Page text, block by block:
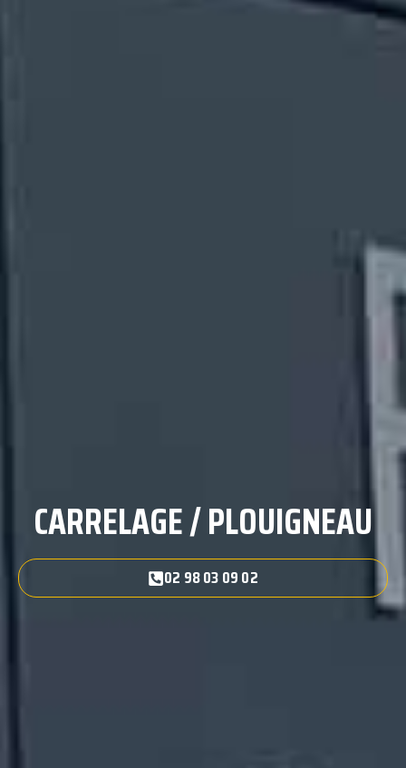
CARRELAGE / PLOUIGNEAU
02 98 03 09 02